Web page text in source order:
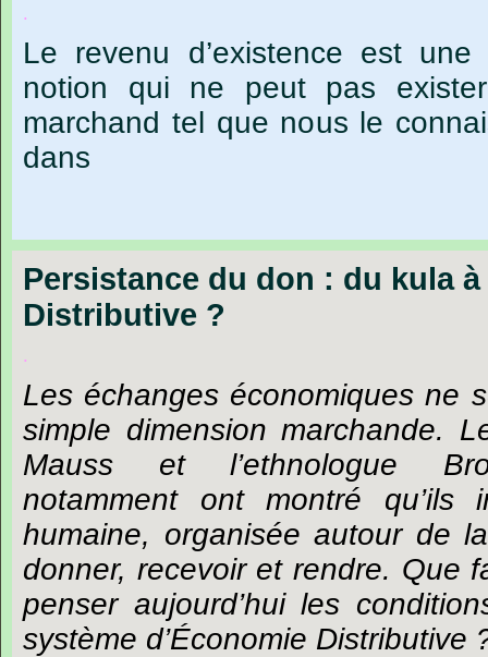
.
Le revenu d’existence est
notion qui ne peut pas
marchand tel que nous le
dans
Persistance du don : du kula à
Distributive ?
.
Les échanges économiques ne
simple dimension marchande.
Mauss et l’ethnologue
notamment ont montré qu’ils
humaine, organisée autour de
donner, recevoir et rendre. Que
penser aujourd’hui les
système d’Économie Distributive